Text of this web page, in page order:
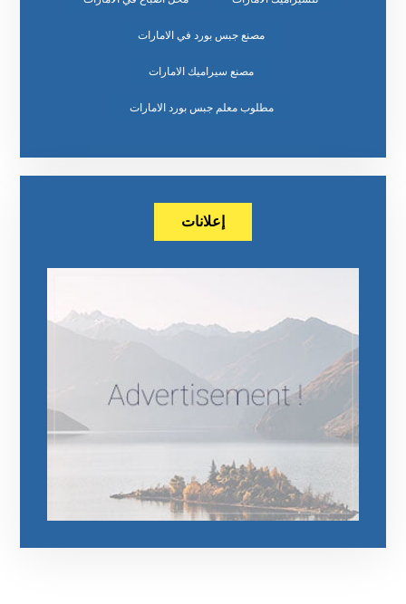
مصنع جبس بورد في الامارات
مصنع سيراميك الامارات
مطلوب معلم جبس بورد الامارات
إعلانات